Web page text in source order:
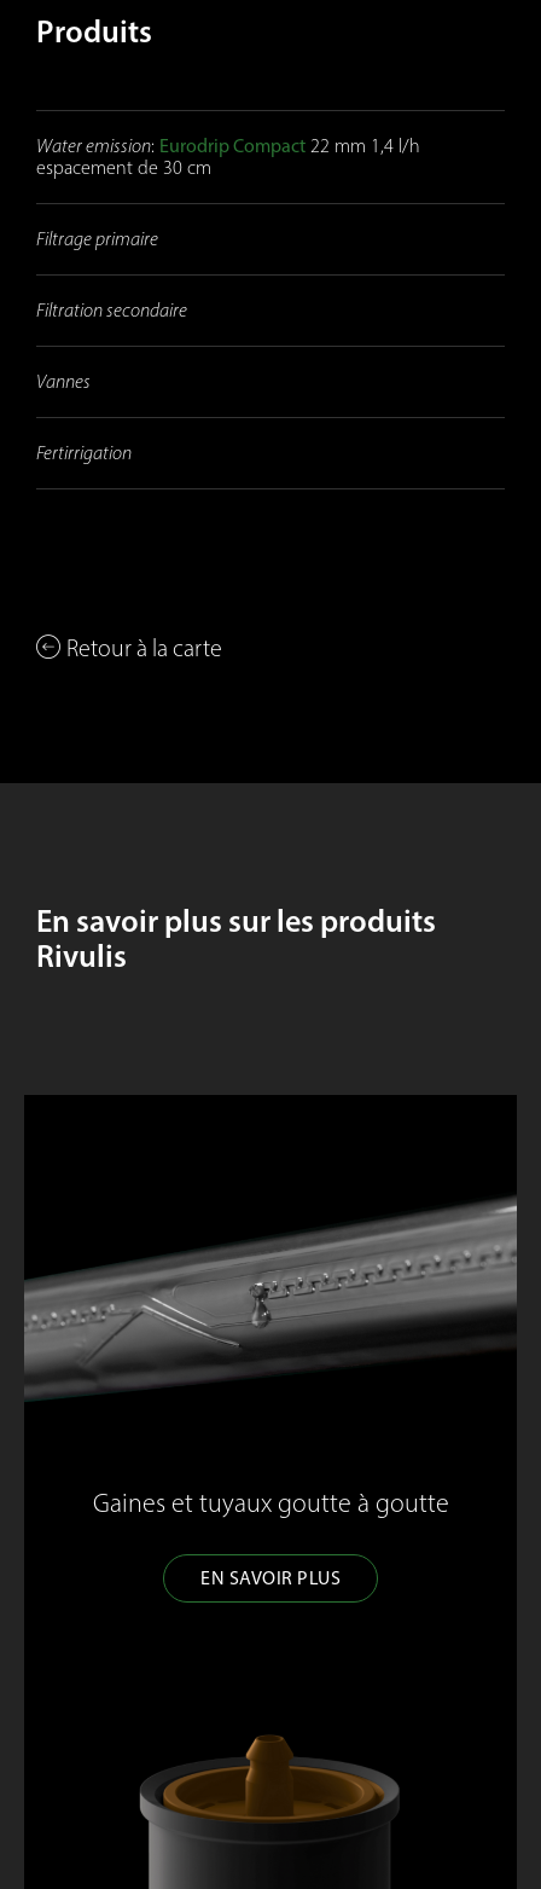
Produits
Water emission: Eurodrip Compact 22 mm 1,4 l/h
espacement de 30 cm
Filtrage primaire
Filtration secondaire
Vannes
Fertirrigation
Retour à la carte
En savoir plus sur les produits
Rivulis
Gaines et tuyaux goutte à goutte
EN SAVOIR PLUS